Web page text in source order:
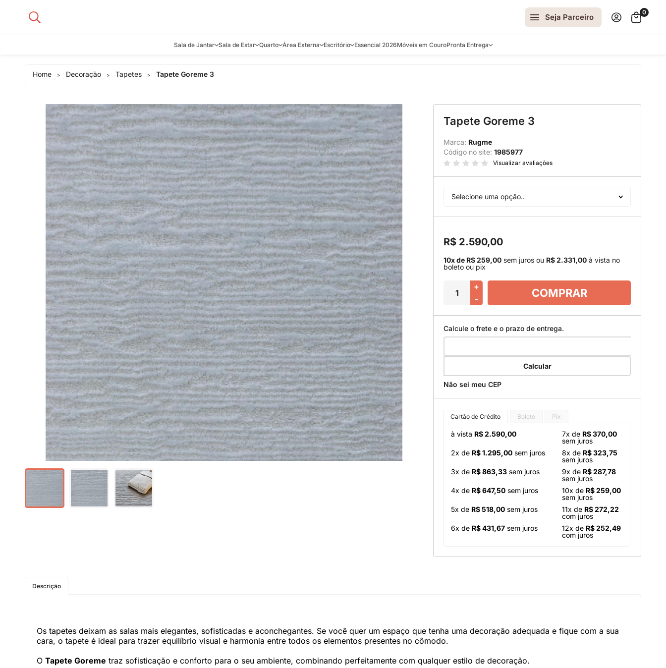
Seja Parceiro
0
Sala de Jantar
Carrinhos de Bar, Chá e
Adegas
Mesas de Jantar
Sala de Estar
Mesas Laterais e de Apoio
Poltronas
Racks e Sofá Table
Puffs e Bancos
Sofás
Sofás Curvos e Orgânicos
Sofás Elétricos
Sofás Fixos e Ilha
Sofás Retráteis
Quarto
Mesas de Cabeceira
Sofás Cama
Recamier e Bancos
Área Externa
Carrinho Bar
Chaises
Espreguiçadeiras
Mesas
Mesas de Centro
Mesas Laterais
Poltronas
Sofás
Escritório Essencial 2026Móveis em CouroPronta Entrega
Camas
Decoração e Espelhos
Mesas de Apoio e Laterais
Mesas de Centro
Mesas de Jantar
Móveis Soltos
Poltronas
Sofás
Tapetes
Bancos e Puffs
Home > Decoração > Tapetes > Tapete Goreme 3
Tapete Goreme 3
Marca: Rugme
Código no site: 1985977
Visualizar avaliações
Selecione uma opção..
R$ 2.590,00
10x de R$ 259,00 sem juros ou R$ 2.331,00 à vista no
boleto ou pix
+
-
COMPRAR
Calcule o frete e o prazo de entrega.
Calcular
Não sei meu CEP
Cartão de Crédito Boleto Pix
à vista R$ 2.590,00
2x de R$ 1.295,00 sem juros
3x de R$ 863,33 sem juros
4x de R$ 647,50 sem juros
5x de R$ 518,00 sem juros
6x de R$ 431,67 sem juros
7x de R$ 370,00
sem juros
8x de R$ 323,75
sem juros
9x de R$ 287,78
sem juros
10x de R$ 259,00
sem juros
11x de R$ 272,22
com juros
12x de R$ 252,49
com juros
Descrição
Os tapetes deixam as salas mais elegantes, sofisticadas e aconchegantes. Se você quer um espaço que tenha uma decoração adequada e fique com a sua
cara, o tapete é ideal para trazer equilíbrio visual e harmonia entre todos os elementos presentes no cômodo.
O Tapete Goreme traz sofisticação e conforto para o seu ambiente, combinando perfeitamente com qualquer estilo de decoração.